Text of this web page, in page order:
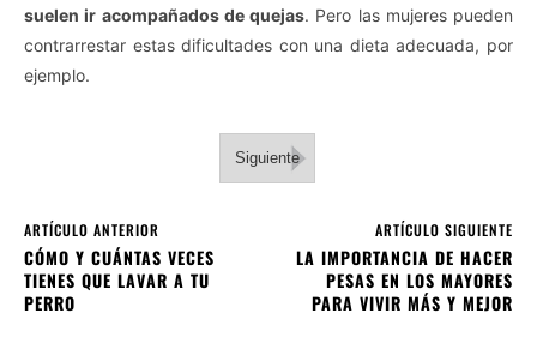
suelen ir acompañados de quejas. Pero las mujeres pueden
contrarrestar estas dificultades con una dieta adecuada, por
ejemplo.
Siguiente
ARTÍCULO ANTERIOR
CÓMO Y CUÁNTAS VECES
TIENES QUE LAVAR A TU
PERRO
ARTÍCULO SIGUIENTE
LA IMPORTANCIA DE HACER
PESAS EN LOS MAYORES
PARA VIVIR MÁS Y MEJOR